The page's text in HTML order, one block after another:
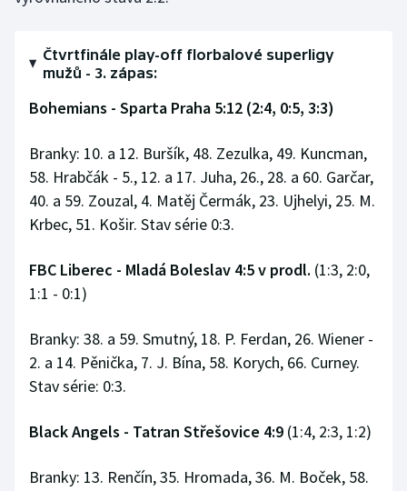
Triatlon
Veslování
Vodní slalom
Volejbal
Ostatní
Čtvrtfinále play-off florbalové superligy
mužů - 3. zápas:
Bohemians - Sparta Praha 5:12 (2:4, 0:5, 3:3)
Branky: 10. a 12. Buršík, 48. Zezulka, 49. Kuncman,
58. Hrabčák - 5., 12. a 17. Juha, 26., 28. a 60. Garčar,
40. a 59. Zouzal, 4. Matěj Čermák, 23. Ujhelyi, 25. M.
Krbec, 51. Košir. Stav série 0:3.
FBC Liberec - Mladá Boleslav 4:5 v prodl. (1:3, 2:0,
1:1 - 0:1)
Branky: 38. a 59. Smutný, 18. P. Ferdan, 26. Wiener -
2. a 14. Pěnička, 7. J. Bína, 58. Korych, 66. Curney.
Stav série: 0:3.
Black Angels - Tatran Střešovice 4:9 (1:4, 2:3, 1:2)
Branky: 13. Renčín, 35. Hromada, 36. M. Boček, 58.